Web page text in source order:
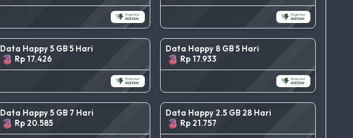
Data Happy 5 GB 5 Hari
Rp 17.426
Data Happy 8 GB 5 Hari
Rp 17.933
Data Happy 5 GB 7 Hari
Rp 20.585
Data Happy 2.5 GB 28 Hari
Rp 21.757